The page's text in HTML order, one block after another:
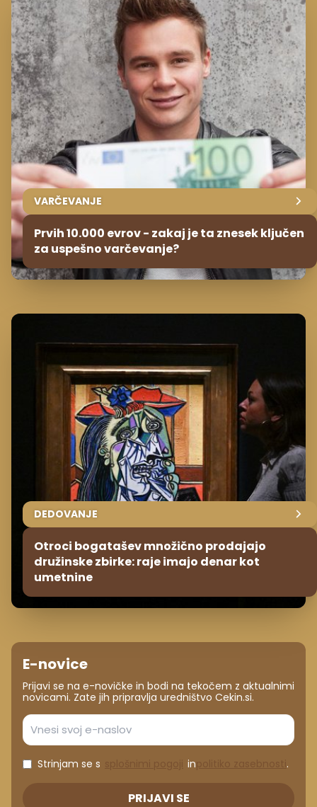
VARČEVANJE
Prvih 10.000 evrov - zakaj je ta znesek ključen
za uspešno varčevanje?
DEDOVANJE
Otroci bogatašev množično prodajajo
družinske zbirke: raje imajo denar kot
umetnine
E-novice
Prijavi se na e-novičke in bodi na tekočem z aktualnimi
novicami. Zate jih pripravlja uredništvo Cekin.si.
Strinjam se s in .
PRIJAVI SE